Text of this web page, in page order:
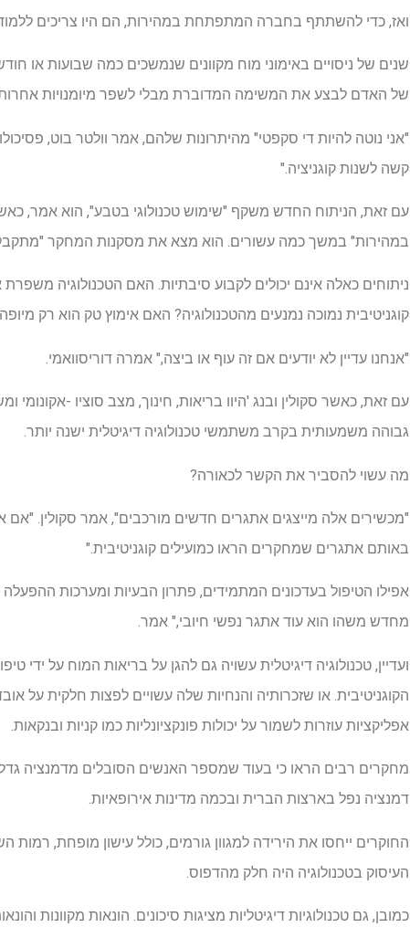
ואז, כדי להשתתף בחברה המתפתחת במהירות, הם היו צריכים
שנים של ניסויים באימוני מוח מקוונים שנמשכים כמה שבועות או
של האדם לבצע את המשימה המדוברת מבלי לשפר מיומנויות
"אני נוטה להיות די סקפטי" מהיתרונות שלהם, אמר וולטר בוט,
קשה לשנות קוגניציה."
עם זאת, הניתוח החדש משקף "שימוש טכנולוגי בטבע", הוא אמר,
במהירות" במשך כמה עשורים. הוא מצא את מסקנות המחקר
ניתוחים כאלה אינם יכולים לקבוע סיבתיות. האם הטכנולוגיה
קוגניטיבית נמוכה נמנעים מהטכנולוגיה? האם אימוץ טק הוא רק
"אנחנו עדיין לא יודעים אם זה עוף או ביצה," אמרה דוריסוואמי.
עם זאת, כאשר סקולין ובנג 'היוו בריאות, חינוך, מצב סוציו -אקונומי
גבוהה משמעותית בקרב משתמשי טכנולוגיה דיגיטלית ישנה יותר.
מה עשוי להסביר את הקשר לכאורה?
"מכשירים אלה מייצגים אתגרים חדשים מורכבים", אמר סקולין.
באותם אתגרים שמחקרים הראו כמועילים קוגניטיבית."
אפילו הטיפול בעדכונים המתמידים, פתרון הבעיות ומערכות
מחדש משהו הוא עוד אתגר נפשי חיובי," אמר.
ועדיין, טכנולוגיה דיגיטלית עשויה גם להגן על בריאות המוח על
הקוגניטיבית. או שזכרותיה והנחיות שלה עשויים לפצות חלקית על
אפליקציות עוזרות לשמור על יכולות פונקציונליות כמו קניות ובנקאות.
מחקרים רבים הראו כי בעוד שמספר האנשים הסובלים מדמנציה
דמנציה נפל בארצות הברית ובכמה מדינות אירופאיות.
החוקרים ייחסו את הירידה למגוון גורמים, כולל עישון מופחת, רמות
העיסוק בטכנולוגיה היה חלק מהדפוס.
כמובן, גם טכנולוגיות דיגיטליות מציגות סיכונים. הונאות מקוונות